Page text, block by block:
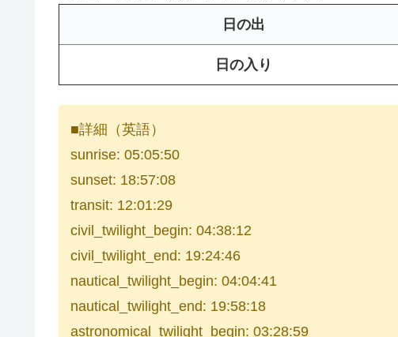
日の出
日の入り
■詳細（英語）
sunrise: 05:05:50
sunset: 18:57:08
transit: 12:01:29
civil_twilight_begin: 04:38:12
civil_twilight_end: 19:24:46
nautical_twilight_begin: 04:04:41
nautical_twilight_end: 19:58:18
astronomical_twilight_begin: 03:28:59